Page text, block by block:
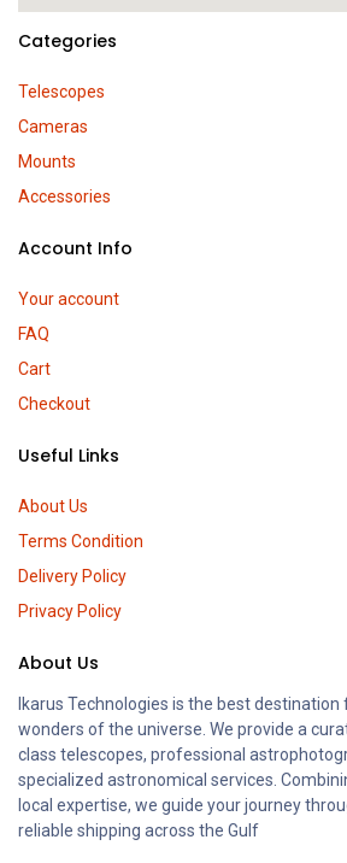
Categories
Telescopes
Cameras
Mounts
Accessories
Account Info
Your account
FAQ
Cart
Checkout
Useful Links
About Us
Terms Condition
Delivery Policy
Privacy Policy
About Us
Ikarus Technologies is the best
wonders of the universe. We provide a
class telescopes, professional
specialized astronomical services.
local expertise, we guide your journey
reliable shipping across the Gulf